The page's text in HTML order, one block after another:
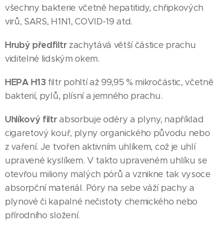
všechny bakterie včetně hepatitidy, chřipkových
virů, SARS, H1N1, COVID-19 atd.
Hrubý předfiltrzachytává větší částice prachu
viditelné lidským okem.
HEPA H13 filtr pohltí až 99,95 % mikročástic, včetně
bakterií, pylů, plísní a jemného prachu.
Uhlíkový filtrabsorbuje odéry a plyny, například
cigaretový kouř, plyny organického původu nebo
z vaření. Je tvořen aktivním uhlíkem, což je uhlí
upravené kyslíkem. V takto upraveném uhlíku se
otevřou miliony malých pórů a vznikne tak vysoce
absorpční materiál. Póry na sebe váží pachy a
plynové či kapalné nečistoty chemického nebo
přírodního složení.